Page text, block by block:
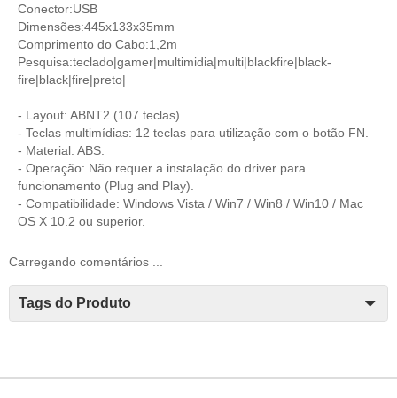
Conector:USB
Dimensões:445x133x35mm
Comprimento do Cabo:1,2m
Pesquisa:teclado|gamer|multimidia|multi|blackfire|black-
fire|black|fire|preto|
- Layout: ABNT2 (107 teclas).
- Teclas multimídias: 12 teclas para utilização com o botão FN.
- Material: ABS.
- Operação: Não requer a instalação do driver para
funcionamento (Plug and Play).
- Compatibilidade: Windows Vista / Win7 / Win8 / Win10 / Mac
OS X 10.2 ou superior.
Carregando comentários ...
Tags do Produto